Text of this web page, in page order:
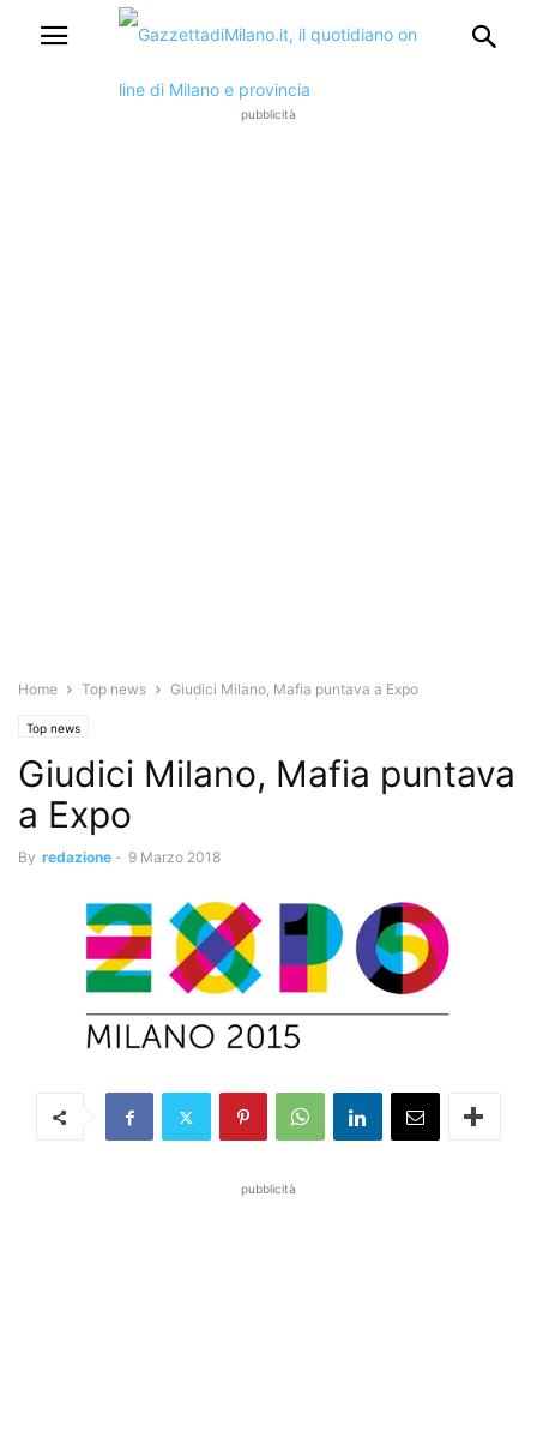
pubblicità
Home Top news Giudici Milano, Mafia puntava a Expo
Top news
Giudici Milano, Mafia puntava
a Expo
By redazione - 9 Marzo 2018
pubblicità